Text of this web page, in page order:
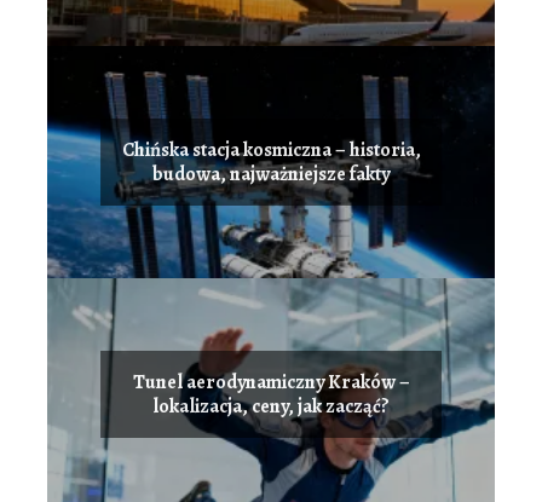
Chińska stacja kosmiczna – historia,
budowa, najważniejsze fakty
Tunel aerodynamiczny Kraków –
lokalizacja, ceny, jak zacząć?